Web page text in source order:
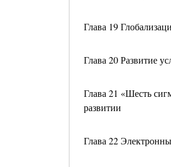
Глава 19
Глава 20 Развитие
Глава 21 «Шесть
развитии
Глава 22